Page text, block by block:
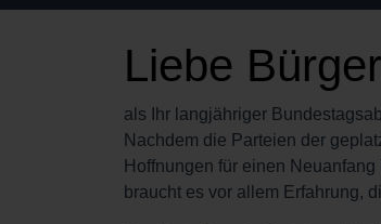
Liebe
als Ihr langjähriger
Nachdem die Parteien der
Hoffnungen für einen
braucht es vor allem Erfahrung,